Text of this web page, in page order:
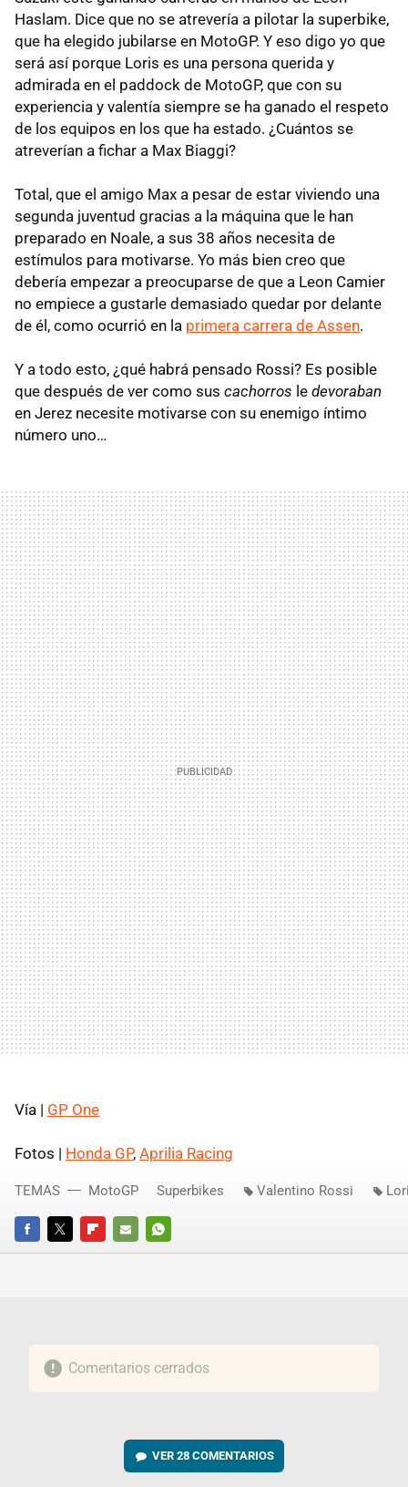
Haslam. Dice que no se atrevería a pilotar la superbike,
que ha elegido jubilarse en MotoGP. Y eso digo yo que
será así porque Loris es una persona querida y
admirada en el paddock de MotoGP, que con su
experiencia y valentía siempre se ha ganado el respeto
de los equipos en los que ha estado. ¿Cuántos se
atreverían a fichar a Max Biaggi?
Total, que el amigo Max a pesar de estar viviendo una
segunda juventud gracias a la máquina que le han
preparado en Noale, a sus 38 años necesita de
estímulos para motivarse. Yo más bien creo que
debería empezar a preocuparse de que a Leon Camier
no empiece a gustarle demasiado quedar por delante
de él, como ocurrió en la primera carrera de Assen.
Y a todo esto, ¿qué habrá pensado Rossi? Es posible
que después de ver como sus cachorros le devoraban
en Jerez necesite motivarse con su enemigo íntimo
número uno…
Vía | GP One
Fotos | Honda GP, Aprilia Racing
FACEBOOKTWITTERFLIPBOARD
E-
WHATSAPP
TEMAS MotoGP Superbikes Valentino Rossi
Comentarios cerrados
VER 28 COMENTARIOS